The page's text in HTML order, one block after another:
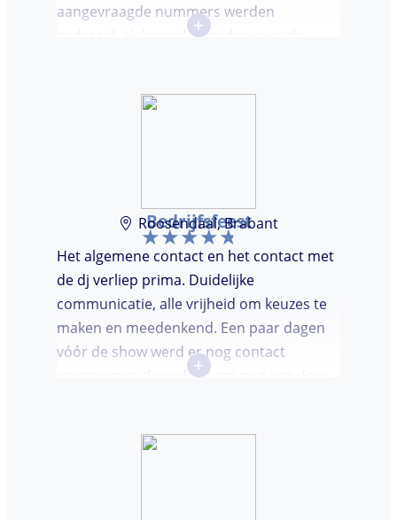
aangevraagde nummers werden
gedraaid. Helemaal tevreden over de
+
Bedrijfsfeest
Roosendaal, Brabant
Het algemene contact en het contact met
de dj verliep prima. Duidelijke
communicatie, alle vrijheid om keuzes te
maken en meedenkend. Een paar dagen
vóór de show werd er nog contact
opgenomen door de dj om nog eea door
met een klein clubje mensen en dat had
+